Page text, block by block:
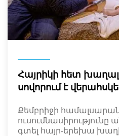
Հայրիկի հետ
սովորում է
Քեմբրիջի
գտել հայր-երեխա